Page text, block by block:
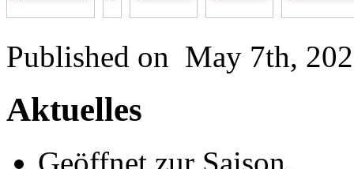
Published on May 7th,
Aktuelles
Geöffnet zur Saison,